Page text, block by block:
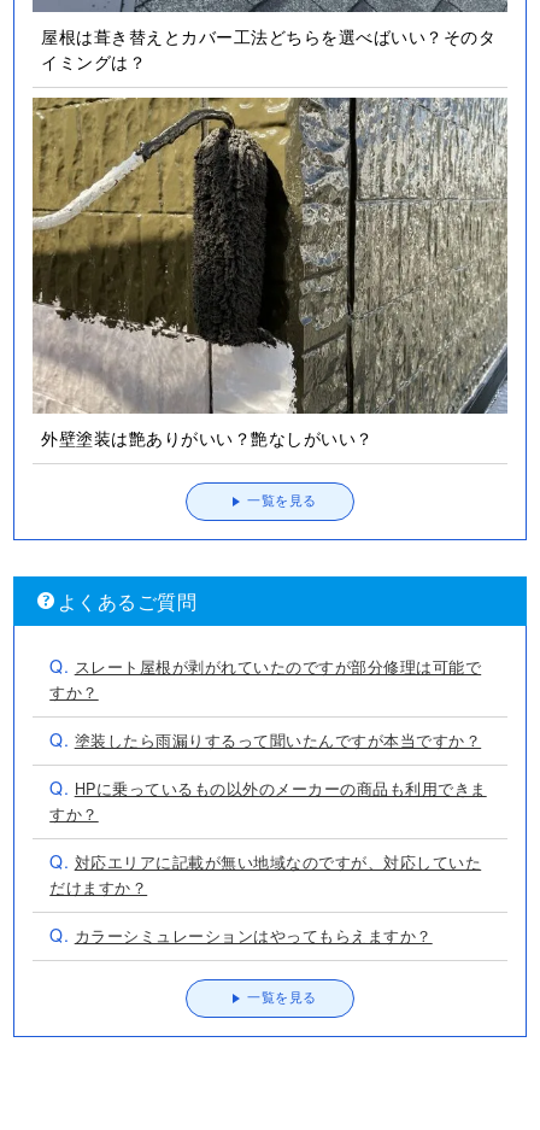
屋根は葺き替えとカバー工法どちらを選べばいい？そのタ
イミングは？
外壁塗装は艶ありがいい？艶なしがいい？
一覧を見る
よくあるご質問
Q. スレート屋根が剥がれていたのですが部分修理は可能で
すか？
Q. 塗装したら雨漏りするって聞いたんですが本当ですか？
Q. HPに乗っているもの以外のメーカーの商品も利用できま
すか？
Q. 対応エリアに記載が無い地域なのですが、対応していた
だけますか？
Q. カラーシミュレーションはやってもらえますか？
一覧を見る